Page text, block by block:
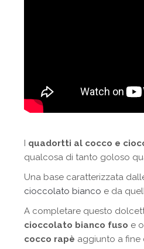
I quadortti al cocco e
qualcosa di tanto goloso
Una base caratterizzata
cioccolato bianco e da
A completare questo
cioccolato bianco fuso e
cocco rapè aggiunto a fine